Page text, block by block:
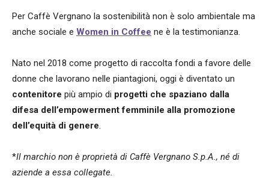
Per Caffè Vergnano la sostenibilità non è solo ambientale ma
anche sociale e Women in Coffee ne è la testimonianza.
Nato nel 2018 come progetto di raccolta fondi a favore delle
donne che lavorano nelle piantagioni, oggi è diventato un
contenitore più ampio di progetti che spaziano dalla
difesa dell’empowerment femminile alla promozione
dell’equità di genere.
*Il marchio non è proprietà di Caffè Vergnano S.p.A., né di
aziende a essa collegate.